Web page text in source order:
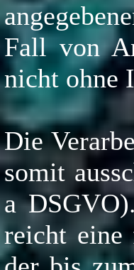
Fall von
nicht ohne
Die
somit
a
reicht